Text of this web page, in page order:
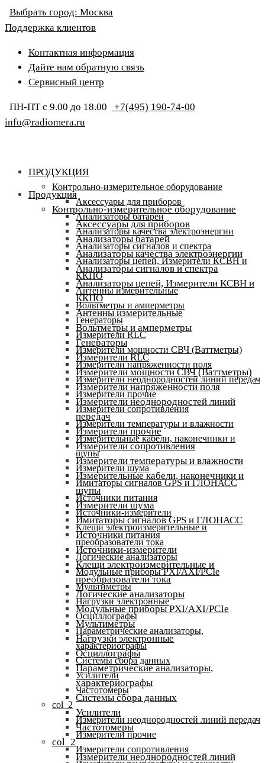
Выбрать город: Москва
Поддержка клиентов
Контактная информация
Дайте нам обратную связь
Сервисный центр
ПН-ПТ с 9.00 до 18.00
+7(495) 190-74-00
info@radiomera.ru
ПРОДУКЦИЯ
Контрольно-измерительное оборудование
Аксессуары для приборов
Анализаторы батарей
Анализаторы качества электроэнергии
Анализаторы сигналов и спектра
Анализаторы цепей, Измерители КСВН и
ККПО
Антенны измерительные
Вольтметры и амперметры
Генераторы
Измерители RLC
Измерители мощности СВЧ (Ваттметры)
Измерители напряженности поля
Измерители неоднородностей линий передач
Измерители прочие
Измерители сопротивления
Измерители температуры и влажности
Измерительные кабели, наконечники и
щупы
Измерители шума
Имитаторы сигналов GPS и ГЛОНАСС
Источники питания
Источники-измерители
Клещи электроизмерительные и
преобразователи тока
Логические анализаторы
Модульные приборы PXI/AXI/PCIe
Мультиметры
Нагрузки электронные
Осциллографы
Параметрические анализаторы,
характериографы
Системы сбора данных
Усилители
Частотомеры
col_2
Измерители неоднородностей линий передач
Измерители прочие
Измерители сопротивления
Продукция
Контрольно-измерительное оборудование
Аксессуары для приборов
Анализаторы батарей
Анализаторы качества электроэнергии
Анализаторы сигналов и спектра
Анализаторы цепей, Измерители КСВН и
ККПО
Антенны измерительные
Вольтметры и амперметры
Генераторы
Измерители RLC
Измерители мощности СВЧ (Ваттметры)
Измерители напряженности поля
Измерители неоднородностей линий
передач
Измерители прочие
Измерители сопротивления
Измерители температуры и влажности
Измерительные кабели, наконечники и
щупы
Измерители шума
Имитаторы сигналов GPS и ГЛОНАСС
Источники питания
Источники-измерители
Клещи электроизмерительные и
преобразователи тока
Логические анализаторы
Модульные приборы PXI/AXI/PCIe
Мультиметры
Нагрузки электронные
Осциллографы
Параметрические анализаторы,
характериографы
Системы сбора данных
Усилители
Частотомеры
col_2
Измерители неоднородностей линий